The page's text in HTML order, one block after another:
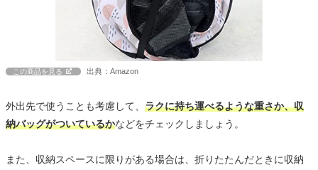
この商品を見る 出典：Amazon
外出先で使うことも考慮して、 ラクに持ち運べるような重さか、収
納バッグがついているかなどをチェックしましょう。
また、収納スペースに限りがある場合は、折りたたんだときに収納